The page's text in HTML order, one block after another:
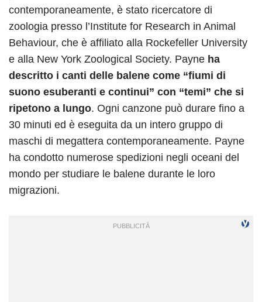
contemporaneamente, è stato ricercatore di
zoologia presso l’Institute for Research in Animal
Behaviour, che è affiliato alla Rockefeller University
e alla New York Zoological Society. Payne ha
descritto i canti delle balene come “fiumi di
suono esuberanti e continui” con “temi” che si
ripetono a lungo. Ogni canzone può durare fino a
30 minuti ed è eseguita da un intero gruppo di
maschi di megattera contemporaneamente. Payne
ha condotto numerose spedizioni negli oceani del
mondo per studiare le balene durante le loro
migrazioni.